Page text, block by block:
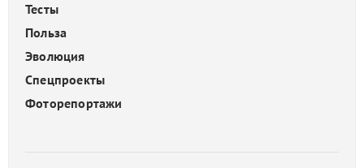
Тесты
Польза
Эволюция
Спецпроекты
Фоторепортажи